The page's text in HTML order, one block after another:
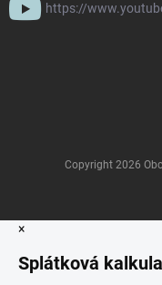
https://
Copyright 2026
×
Splátková